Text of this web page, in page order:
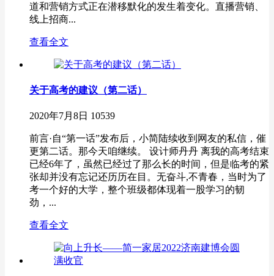
道和营销方式正在潜移默化的发生着变化。直播营销、
线上招商...
查看全文
关于高考的建议（第二话）
2020年7月8日 10539
前言·自“第一话”发布后，小简陆续收到网友的私信，催
更第二话。那今天咱继续。 设计师丹丹 离我的高考结束
已经6年了，虽然已经过了那么长的时间，但是临考的紧
张却并没有忘记还历历在目。无奋斗,不青春，当时为了
考一个好的大学，整个班级都体现着一股学习的韧
劲，...
查看全文